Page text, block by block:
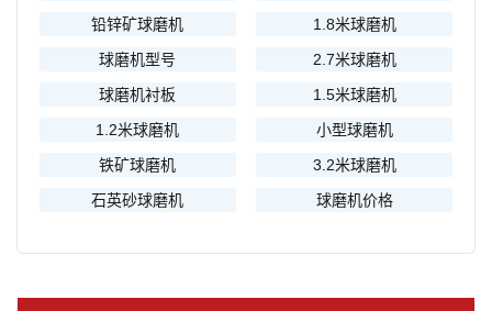
铅锌矿球磨机
1.8米球磨机
球磨机型号
2.7米球磨机
球磨机衬板
1.5米球磨机
1.2米球磨机
小型球磨机
铁矿球磨机
3.2米球磨机
石英砂球磨机
球磨机价格